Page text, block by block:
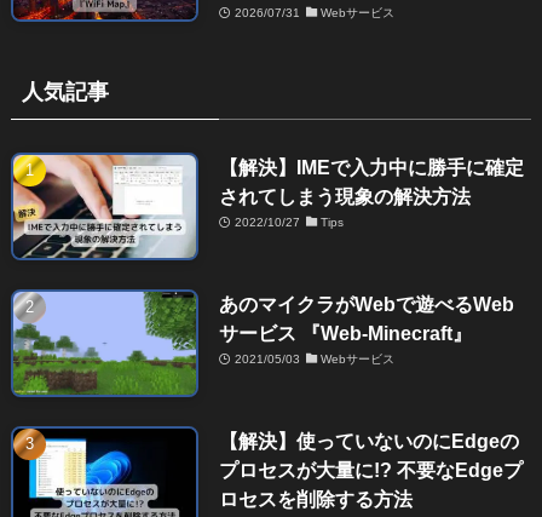
2026/07/31 Webサービス
人気記事
【解決】IMEで入力中に勝手に確定
されてしまう現象の解決方法
2022/10/27 Tips
あのマイクラがWebで遊べるWeb
サービス 『Web-Minecraft』
2021/05/03 Webサービス
【解決】使っていないのにEdgeの
プロセスが大量に!? 不要なEdgeプ
ロセスを削除する方法